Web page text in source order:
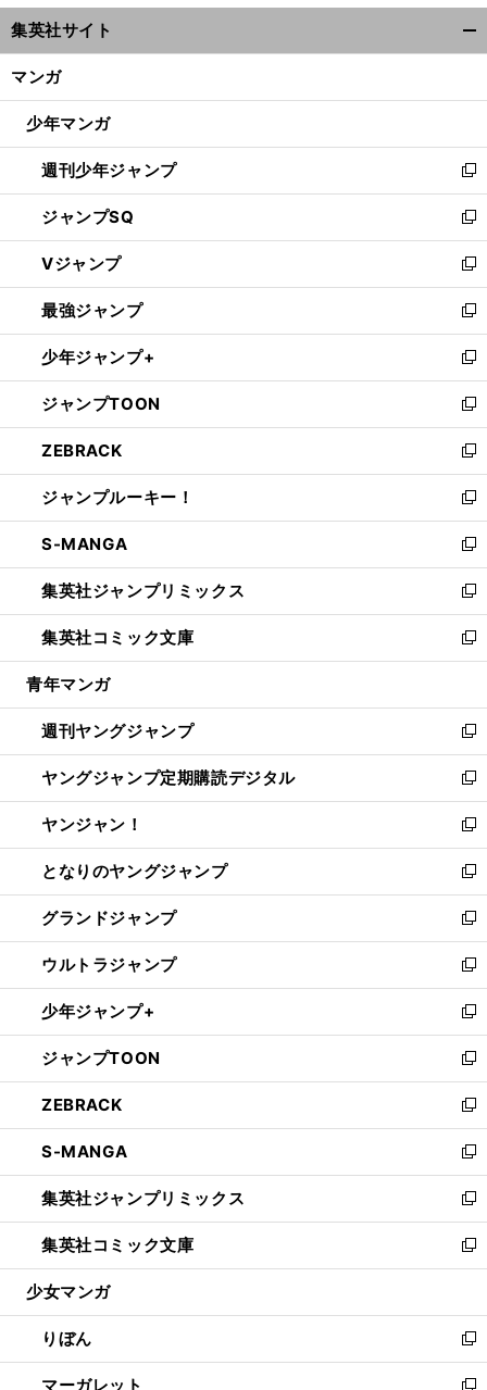
ウ
ィ
ン
ウ
開
く
集英社サイト
マンガ
少年マンガ
週刊少年ジャンプ
新
し
い
ウ
ィ
ン
ド
ウ
で
開
く
ジャンプSQ
新
し
い
ウ
ィ
ン
ド
ウ
で
開
く
Vジャンプ
新
し
い
ウ
ィ
ン
ド
ウ
で
開
く
最強ジャンプ
新
し
い
ウ
ィ
ン
ド
ウ
で
開
く
少年ジャンプ+
新
し
い
ウ
ィ
ン
ド
ウ
で
開
く
ジャンプTOON
新
し
い
ウ
ィ
ン
ド
ウ
で
開
く
ZEBRACK
新
し
い
ウ
ィ
ン
ド
ウ
で
開
ジャンプルーキー！
新
し
い
ウ
ィ
ン
ド
ウ
開
く
S-MANGA
新
し
い
ウ
ィ
ン
ウ
で
開
く
集英社ジャンプリミックス
新
し
い
ウ
ン
ド
ウ
で
開
く
集英社コミック文庫
新
し
ウ
ィ
ン
ド
ウ
で
開
く
青年マンガ
週刊ヤングジャンプ
新
し
い
ウ
ィ
ン
ド
ウ
で
開
く
ヤングジャンプ定期購読デジタル
新
し
い
ウ
ィ
ン
ド
ウ
で
開
く
ヤンジャン！
新
し
い
ウ
ィ
ン
ド
ウ
で
開
く
となりのヤングジャンプ
新
し
い
ウ
ィ
ン
ド
ウ
で
開
く
グランドジャンプ
新
し
い
ウ
ィ
ン
ド
ウ
で
開
く
ウルトラジャンプ
新
し
い
ウ
ィ
ン
ド
ウ
で
開
く
少年ジャンプ+
新
し
い
ウ
ィ
ン
ド
ウ
で
開
く
ジャンプTOON
新
し
い
ウ
ィ
ン
ド
ウ
で
開
ZEBRACK
新
し
い
ウ
ィ
ン
ド
ウ
開
く
S-MANGA
新
し
い
ウ
ィ
ン
ウ
で
開
く
集英社ジャンプリミックス
新
し
い
ウ
ン
ド
ウ
で
集英社コミック文庫
新
し
ウ
ィ
ン
少女マンガ
りぼん
新
し
マーガレット